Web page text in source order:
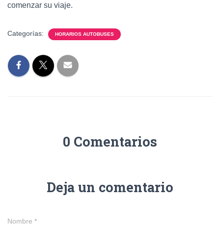
comenzar su viaje.
Categorías: HORARIOS AUTOBUSES
0 Comentarios
Deja un comentario
Nombre *